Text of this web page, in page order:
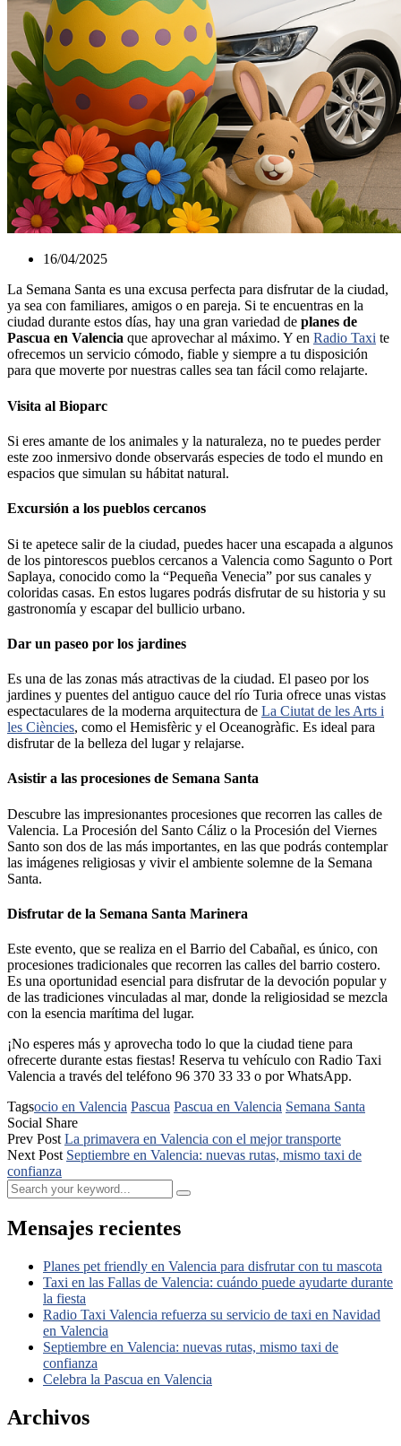
16/04/2025
La Semana Santa es una excusa perfecta para disfrutar de la ciudad,
ya sea con familiares, amigos o en pareja. Si te encuentras en la
ciudad durante estos días, hay una gran variedad de planes de
Pascua en Valencia que aprovechar al máximo. Y en Radio Taxi te
ofrecemos un servicio cómodo, fiable y siempre a tu disposición
para que moverte por nuestras calles sea tan fácil como relajarte.
Visita al Bioparc
Si eres amante de los animales y la naturaleza, no te puedes perder
este zoo inmersivo donde observarás especies de todo el mundo en
espacios que simulan su hábitat natural.
Excursión a los pueblos cercanos
Si te apetece salir de la ciudad, puedes hacer una escapada a algunos
de los pintorescos pueblos cercanos a Valencia como Sagunto o Port
Saplaya, conocido como la “Pequeña Venecia” por sus canales y
coloridas casas. En estos lugares podrás disfrutar de su historia y su
gastronomía y escapar del bullicio urbano.
Dar un paseo por los jardines
Es una de las zonas más atractivas de la ciudad. El paseo por los
jardines y puentes del antiguo cauce del río Turia ofrece unas vistas
espectaculares de la moderna arquitectura de La Ciutat de les Arts i
les Ciències, como el Hemisfèric y el Oceanogràfic. Es ideal para
disfrutar de la belleza del lugar y relajarse.
Asistir a las procesiones de Semana Santa
Descubre las impresionantes procesiones que recorren las calles de
Valencia. La Procesión del Santo Cáliz o la Procesión del Viernes
Santo son dos de las más importantes, en las que podrás contemplar
las imágenes religiosas y vivir el ambiente solemne de la Semana
Santa.
Disfrutar de la Semana Santa Marinera
Este evento, que se realiza en el Barrio del Cabañal, es único, con
procesiones tradicionales que recorren las calles del barrio costero.
Es una oportunidad esencial para disfrutar de la devoción popular y
de las tradiciones vinculadas al mar, donde la religiosidad se mezcla
con la esencia marítima del lugar.
¡No esperes más y aprovecha todo lo que la ciudad tiene para
ofrecerte durante estas fiestas! Reserva tu vehículo con Radio Taxi
Valencia a través del teléfono 96 370 33 33 o por WhatsApp.
Tagsocio en Valencia Pascua Pascua en Valencia Semana Santa
Social Share
Prev Post La primavera en Valencia con el mejor transporte
Next Post Septiembre en Valencia: nuevas rutas, mismo taxi de
confianza
Mensajes recientes
Planes pet friendly en Valencia para disfrutar con tu mascota
Taxi en las Fallas de Valencia: cuándo puede ayudarte durante
la fiesta
Radio Taxi Valencia refuerza su servicio de taxi en Navidad
en Valencia
Septiembre en Valencia: nuevas rutas, mismo taxi de
confianza
Celebra la Pascua en Valencia
Archivos